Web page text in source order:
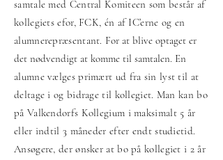
samtale med Central Komiteen som består af
kollegiets efor, FCK, én af IC’erne og en
alumnerepræsentant. For at blive optaget er
det nødvendigt at komme til samtalen. En
alumne vælges primært ud fra sin lyst til at
deltage i og bidrage til kollegiet. Man kan bo
på Valkendorfs Kollegium i maksimalt 5 år
eller indtil 3 måneder efter endt studietid.
Ansøgere, der ønsker at bo på kollegiet i 2 år